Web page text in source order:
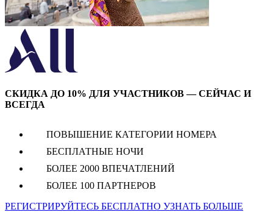
СКИДКА ДО 10% ДЛЯ УЧАСТНИКОВ — СЕЙЧАС И
ВСЕГДА
ПОВЫШЕНИЕ КАТЕГОРИИ НОМЕРА
БЕСПЛАТНЫЕ НОЧИ
БОЛЕЕ 2000 ВПЕЧАТЛЕНИЙ
БОЛЕЕ 100 ПАРТНЕРОВ
РЕГИСТРИРУЙТЕСЬ БЕСПЛАТНО УЗНАТЬ БОЛЬШЕ